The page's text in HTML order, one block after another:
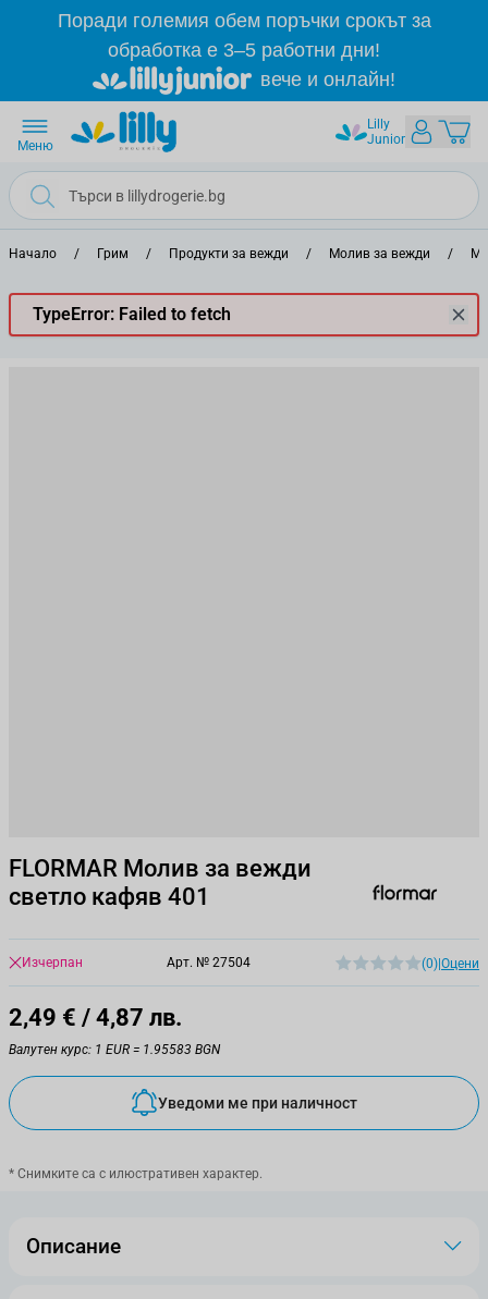
Прескачане към съдържанието
Поради големия обем поръчки срокът за
обработка е 3–5 работни дни!
вече и онлайн!
Lilly
Junior
Меню
Начало / Грим / Продукти за вежди / Молив за вежди /
TypeError: Failed to fetch
FLORMAR Молив за вежди
светло кафяв 401
Изчерпан Арт. № 27504 (0)|Оцени
2,49 € / 4,87 лв.
Валутен курс: 1 EUR = 1.95583 BGN
Уведоми ме при наличност
* Снимките са с илюстративен характер.
Описание